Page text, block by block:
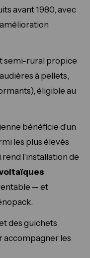
avant 1980, avec
semi-rural propice
à pellets,
éligible au
bénéficie d'un
les plus élevés
rend l'installation de
— et
des guichets
accompagner les